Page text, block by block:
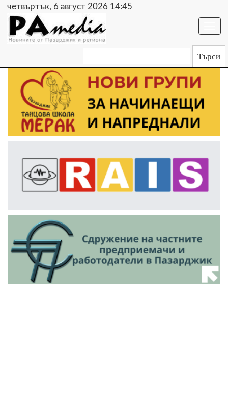
четвъртък, 6 август 2026 14:45